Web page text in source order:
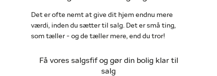
Det er ofte nemt at give dit hjem endnu mere
værdi, inden du sætter til salg. Det er små ting,
som tæller - og de tæller mere, end du tror!
Få vores salgsfif og gør din bolig klar til
salg